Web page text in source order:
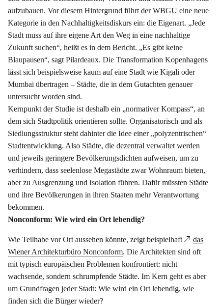
aufzubauen. Vor diesem Hintergrund führt der WBGU eine neue
Kategorie in den Nachhaltigkeitsdiskurs ein: die Eigenart. „Jede
Stadt muss auf ihre eigene Art den Weg in eine nachhaltige
Zukunft suchen“, heißt es in dem Bericht. „Es gibt keine
Blaupausen“, sagt Pilardeaux. Die Transformation Kopenhagens
lässt sich beispielsweise kaum auf eine Stadt wie Kigali oder
Mumbai übertragen – Städte, die in dem Gutachten genauer
untersucht worden sind.
Kernpunkt der Studie ist deshalb ein „normativer Kompass“, an
dem sich Stadtpolitik orientieren sollte. Organisatorisch und als
Siedlungsstruktur steht dahinter die Idee einer „polyzentrischen“
Stadtentwicklung. Also Städte, die dezentral verwaltet werden
und jeweils geringere Bevölkerungsdichten aufweisen, um zu
verhindern, dass seelenlose Megastädte zwar Wohnraum bieten,
aber zu Ausgrenzung und Isolation führen. Dafür müssten Städte
und ihre Bevölkerungen in ihren Staaten mehr Verantwortung
bekommen.
Nonconform: Wie wird ein Ort lebendig?
Wie Teilhabe vor Ort aussehen könnte, zeigt beispielhaft
das
Wiener Architekturbüro Nonconform. Die Architekten sind oft
mit typisch europäischen Problemen konfrontiert: nicht
wachsende, sondern schrumpfende Städte. Im Kern geht es aber
um Grundfragen jeder Stadt: Wie wird ein Ort lebendig, wie
finden sich die Bürger wieder?